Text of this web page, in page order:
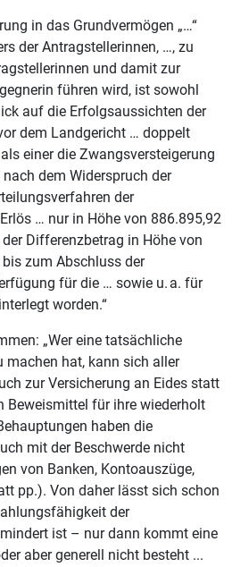
in das Grundvermögen „…“
der Antragstellerinnen, …, zu
und damit zur
führen wird, ist sowohl
auf die Erfolgsaussichten der
dem Landgericht … doppelt
einer die Zwangsversteigerung
dem Widerspruch der
der
… nur in Höhe von 886.895,92
Differenzbetrag in Höhe von
zum Abschluss der
für die … sowie u. a. für
worden.“
„Wer eine tatsächliche
machen hat, kann sich aller
zur Versicherung an Eides statt
Beweismittel für ihre wiederholt
haben die
mit der Beschwerde nicht
von Banken, Kontoauszüge,
pp.). Von daher lässt sich schon
der
ist – nur dann kommt eine
aber generell nicht besteht ...